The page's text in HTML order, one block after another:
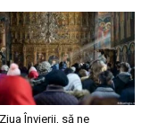
Ziua Învierii, să ne